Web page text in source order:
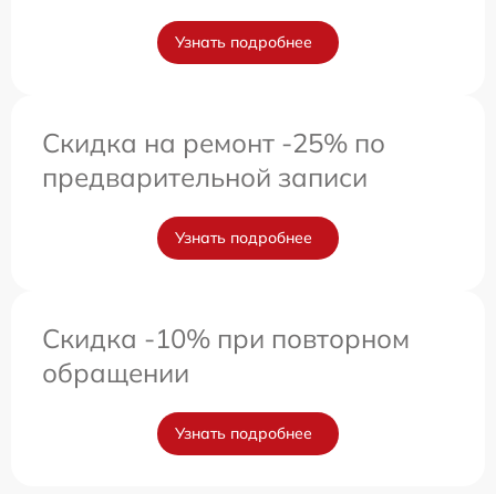
Узнать подробнее
Скидка на ремонт -25% по
предварительной записи
Узнать подробнее
Скидка -10% при повторном
обращении
Узнать подробнее